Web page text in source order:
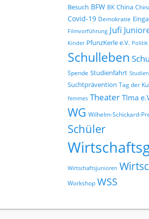
Besuch BFW BK China
Covid-19 Demokratie
Filmvorführung Jufi
Kinder PfunzKerle e.V. Politik
Schulleben
Spende Studienfahrt
Suchtprävention Tag der
femmes Theater TIma
WG Wilhelm-Schickard-
Schüler
Wirtschaftsjunioren
Workshop WSS